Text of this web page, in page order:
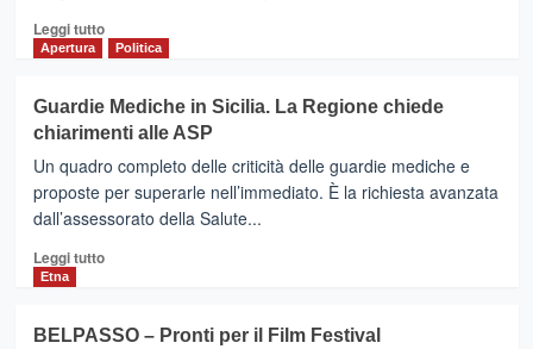
un
evento
elegante
e
importante
Leggi tuttoLeggi
PIEDIMONTE
ETNEO
–
Presa
oggi
i
fotografica
Apertura Politica
Guardie Mediche in Sicilia. La Regione chiede
chiarimenti alle ASP
Un quadro completo delle criticità delle guardie mediche e
proposte per superarle nell’immediato. È la richiesta avanzata
dall’assessorato della Salute...
Leggi tuttoLeggi
Guardie
Etna
BELPASSO – Pronti per il Film Festival